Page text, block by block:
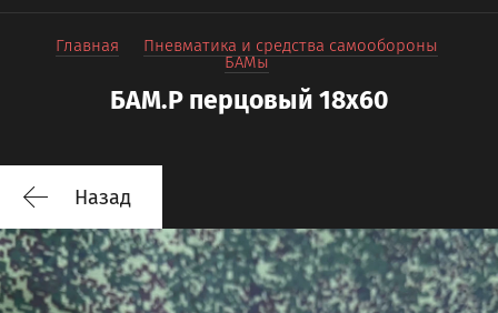
Главная
Пневматика и средства самообороны
БАМы
БАМ.Р перцовый 18х60
Назад